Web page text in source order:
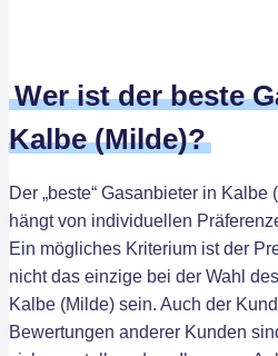
Wer ist der beste
Kalbe (Milde)?
Der „beste“ Gasanbieter in
hängt von individuellen
Ein mögliches Kriterium ist der
nicht das einzige bei der Wahl
Kalbe (Milde) sein. Auch der
Bewertungen anderer Kunden